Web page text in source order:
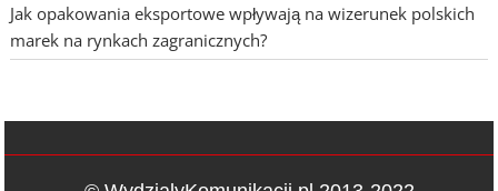
Jak opakowania eksportowe wpływają na wizerunek polskich
marek na rynkach zagranicznych?